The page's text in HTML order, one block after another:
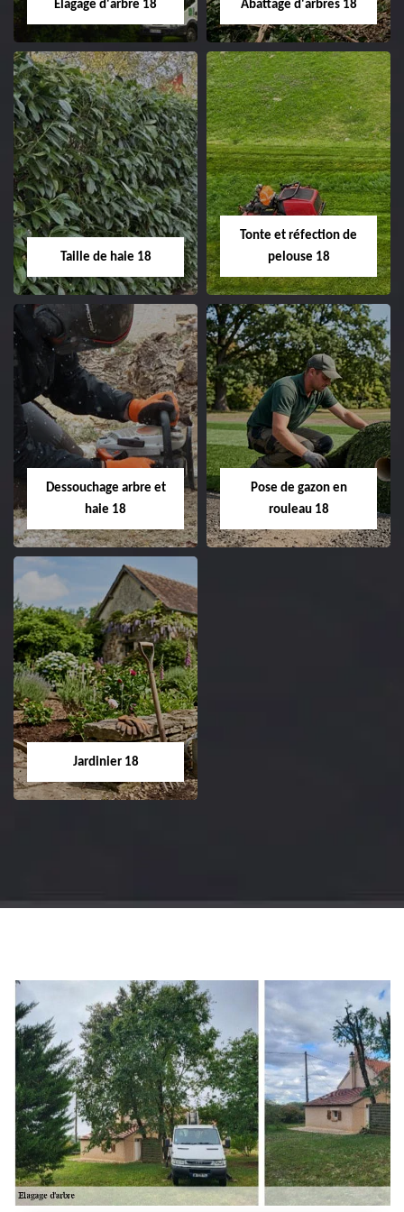
changement grillage et
clôture 18 Cher tel:
02.52.56.49.40
Elagage d'arbre 18
Elagage d'arbre 18
Entreprise élagage
d'arbre 18 Cher tel:
02.52.56.49.40
Abattage d'arbres 18
Abattage d'arbres
18
Entreprise abattage
Taille de haie 18
Taille de haie 18
Entreprise taille de haie
18 Cher tel:
02.52.56.49.40
Tonte et réfection de
pelouse 18
Tonte et réfection
de pelouse 18
Entreprise tonte et
Cher tel: 02.52.56.49.40
Dessouchage arbre et
haie 18
Dessouchage arbre
et haie 18
Entreprise dessouchage
arbre et haie 18 Cher
Pose de gazon en
rouleau 18
Jardinier 18